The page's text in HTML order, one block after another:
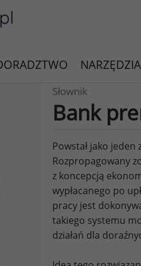
NARZĘDZIA
Słownik
Bank
Powstał jako
Rozpropagowany
z koncepcją
wypłacanego po
pracy jest
takiego systemu
działań dla